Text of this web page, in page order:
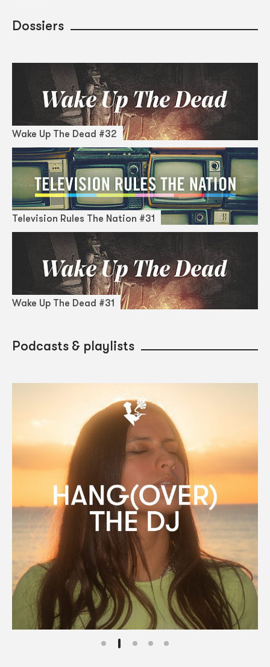
Dossiers
Wake Up The Dead #32
Television Rules The Nation #31
Wake Up The Dead #31
Podcasts & playlists